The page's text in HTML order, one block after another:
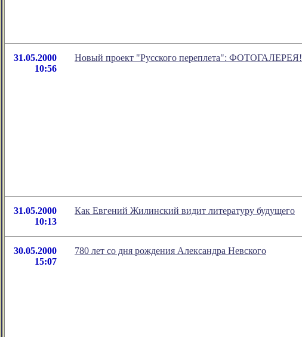
31.05.2000
10:56
Новый проект "Русского переплета": ФОТОГАЛЕРЕЯ!
31.05.2000
10:13
Как Евгений Жилинский видит литературу будущего
30.05.2000
15:07
780 лет со дня рождения Александра Невского